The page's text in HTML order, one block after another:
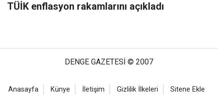
TÜİK enflasyon rakamlarını açıkladı
DENGE GAZETESİ © 2007
Anasayfa Künye İletişim Gizlilik İlkeleri Sitene Ekle